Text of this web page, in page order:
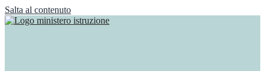
Salta al contenuto